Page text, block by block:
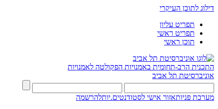
דילוג לתוכן העיקרי
תפריט עליון
תפריט ראשי
תוכן ראשי
התכנית הרב-תחומית באמנויות הפקולטה לאמנויות
אוניברסיטת תל אביב
מערכת פניותאזור אישי לסטודנטים.יותלהרשמה